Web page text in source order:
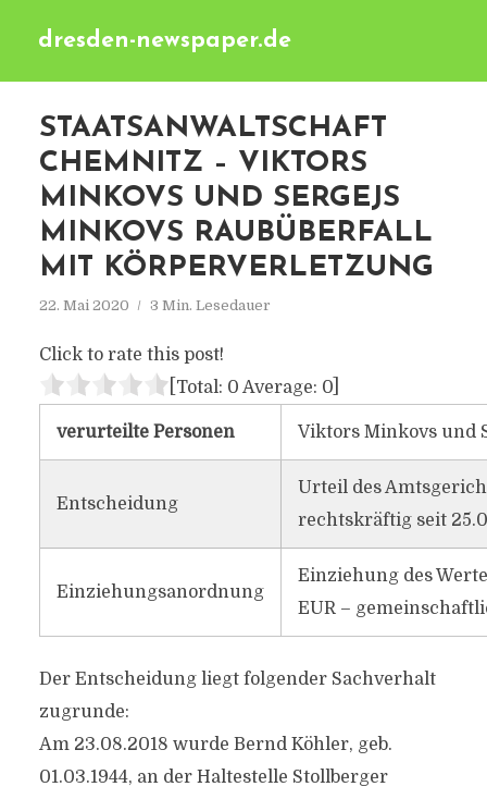
dresden-newspaper.de
STAATSANWALTSCHAFT
CHEMNITZ – VIKTORS
MINKOVS UND SERGEJS
MINKOVS RAUBÜBERFALL
MIT KÖRPERVERLETZUNG
22. Mai 2020 3 Min. Lesedauer
Click to rate this post!
[Total: 0 Average: 0]
verurteilte Personen Viktors Minkovs und
Entscheidung
Urteil des
rechtskräftig seit
Einziehungsanordnung
Einziehung des
EUR –
Der Entscheidung liegt folgender Sachverhalt
zugrunde:
Am 23.08.2018 wurde Bernd Köhler, geb.
01.03.1944, an der Haltestelle Stollberger